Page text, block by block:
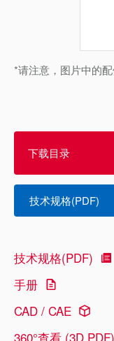
*请注意，图片中的配
下载目录
技术规格(PDF)
技术规格(PDF)
手册
CAD / CAE
360°查看 (3D PDF)